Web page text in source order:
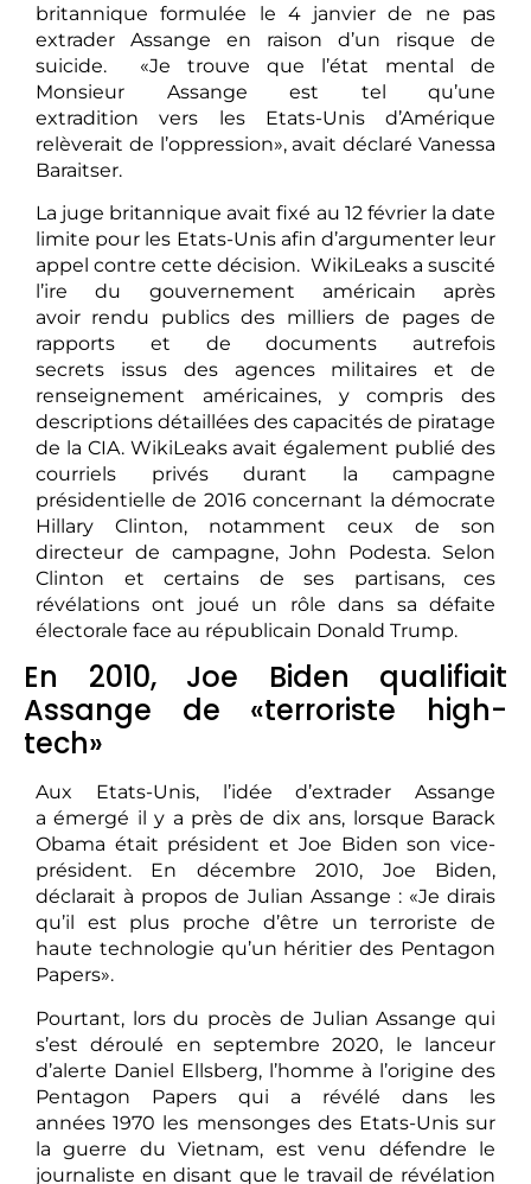
britannique formulée le 4 janvier de ne pas
extrader Assange en raison d’un risque de
suicide. «Je trouve que l’état mental de
Monsieur Assange est tel qu’une
extradition vers les Etats-Unis d’Amérique
relèverait de l’oppression», avait déclaré Vanessa
Baraitser.
La juge britannique avait fixé au 12 février la date
limite pour les Etats-Unis afin d’argumenter leur
appel contre cette décision. WikiLeaks a suscité
l’ire du gouvernement américain après
avoir rendu publics des milliers de pages de
rapports et de documents autrefois
secrets issus des agences militaires et de
renseignement américaines, y compris des
descriptions détaillées des capacités de piratage
de la CIA. WikiLeaks avait également publié des
courriels privés durant la campagne
présidentielle de 2016 concernant la démocrate
Hillary Clinton, notamment ceux de son
directeur de campagne, John Podesta. Selon
Clinton et certains de ses partisans, ces
révélations ont joué un rôle dans sa défaite
électorale face au républicain Donald Trump.
En 2010, Joe Biden qualifiait
Assange de «terroriste high-
tech»
Aux Etats-Unis, l’idée d’extrader Assange
a émergé il y a près de dix ans, lorsque Barack
Obama était président et Joe Biden son vice-
président. En décembre 2010, Joe Biden,
déclarait à propos de Julian Assange : «Je dirais
qu’il est plus proche d’être un terroriste de
haute technologie qu’un héritier des Pentagon
Papers».
Pourtant, lors du procès de Julian Assange qui
s’est déroulé en septembre 2020, le lanceur
d’alerte Daniel Ellsberg, l’homme à l’origine des
Pentagon Papers qui a révélé dans les
années 1970 les mensonges des Etats-Unis sur
la guerre du Vietnam, est venu défendre le
journaliste en disant que le travail de révélation